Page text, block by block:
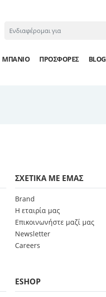
ΜΠΑΝΙΟ ΠΡΟΣΦΟΡΕΣ
BLOG
ΣΧΕΤΙΚΑ ΜΕ ΕΜΑΣ
Brand
Η εταιρία μας
Επικοινωνήστε μαζί μας
Newsletter
Careers
ESHOP